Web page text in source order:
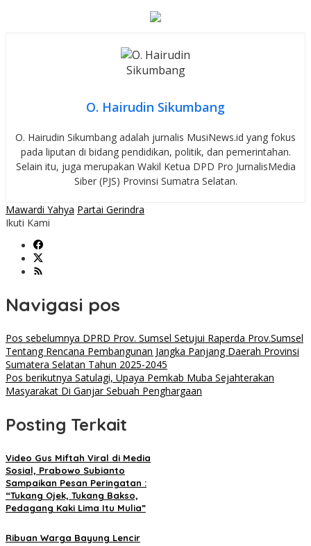
O. Hairudin Sikumbang
O. Hairudin Sikumbang adalah jurnalis MusiNews.id yang fokus
pada liputan di bidang pendidikan, politik, dan pemerintahan.
Selain itu, juga merupakan Wakil Ketua DPD Pro JurnalisMedia
Siber (PJS) Provinsi Sumatra Selatan.
Mawardi Yahya Partai Gerindra
Ikuti Kami
Navigasi pos
Pos sebelumnya DPRD Prov. Sumsel Setujui Raperda Prov.Sumsel
Tentang Rencana Pembangunan Jangka Panjang Daerah Provinsi
Sumatera Selatan Tahun 2025-2045
Pos berikutnya Satulagi, Upaya Pemkab Muba Sejahterakan
Masyarakat Di Ganjar Sebuah Penghargaan
Posting Terkait
Video Gus Miftah Viral di Media
Sosial, Prabowo Subianto
Sampaikan Pesan Peringatan :
“Tukang Ojek, Tukang Bakso,
Pedagang Kaki Lima Itu Mulia”
Ribuan Warga Bayung Lencir